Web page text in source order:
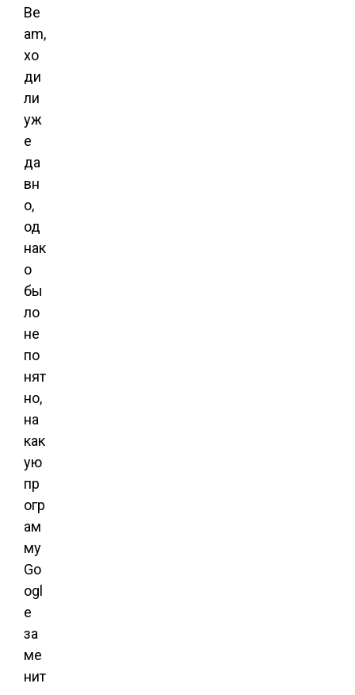
Be
am,
хо
ди
ли
уж
е
да
вн
о,
од
нак
о
бы
ло
не
по
нят
но,
на
как
ую
пр
огр
ам
му
Go
ogl
e
за
ме
нит